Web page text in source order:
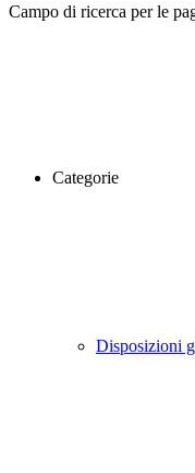
Campo di ricerca per le
Categorie
Disposizioni